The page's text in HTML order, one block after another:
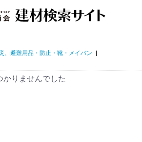
、避難用品・防止・靴・メイバン |
かりませんでした